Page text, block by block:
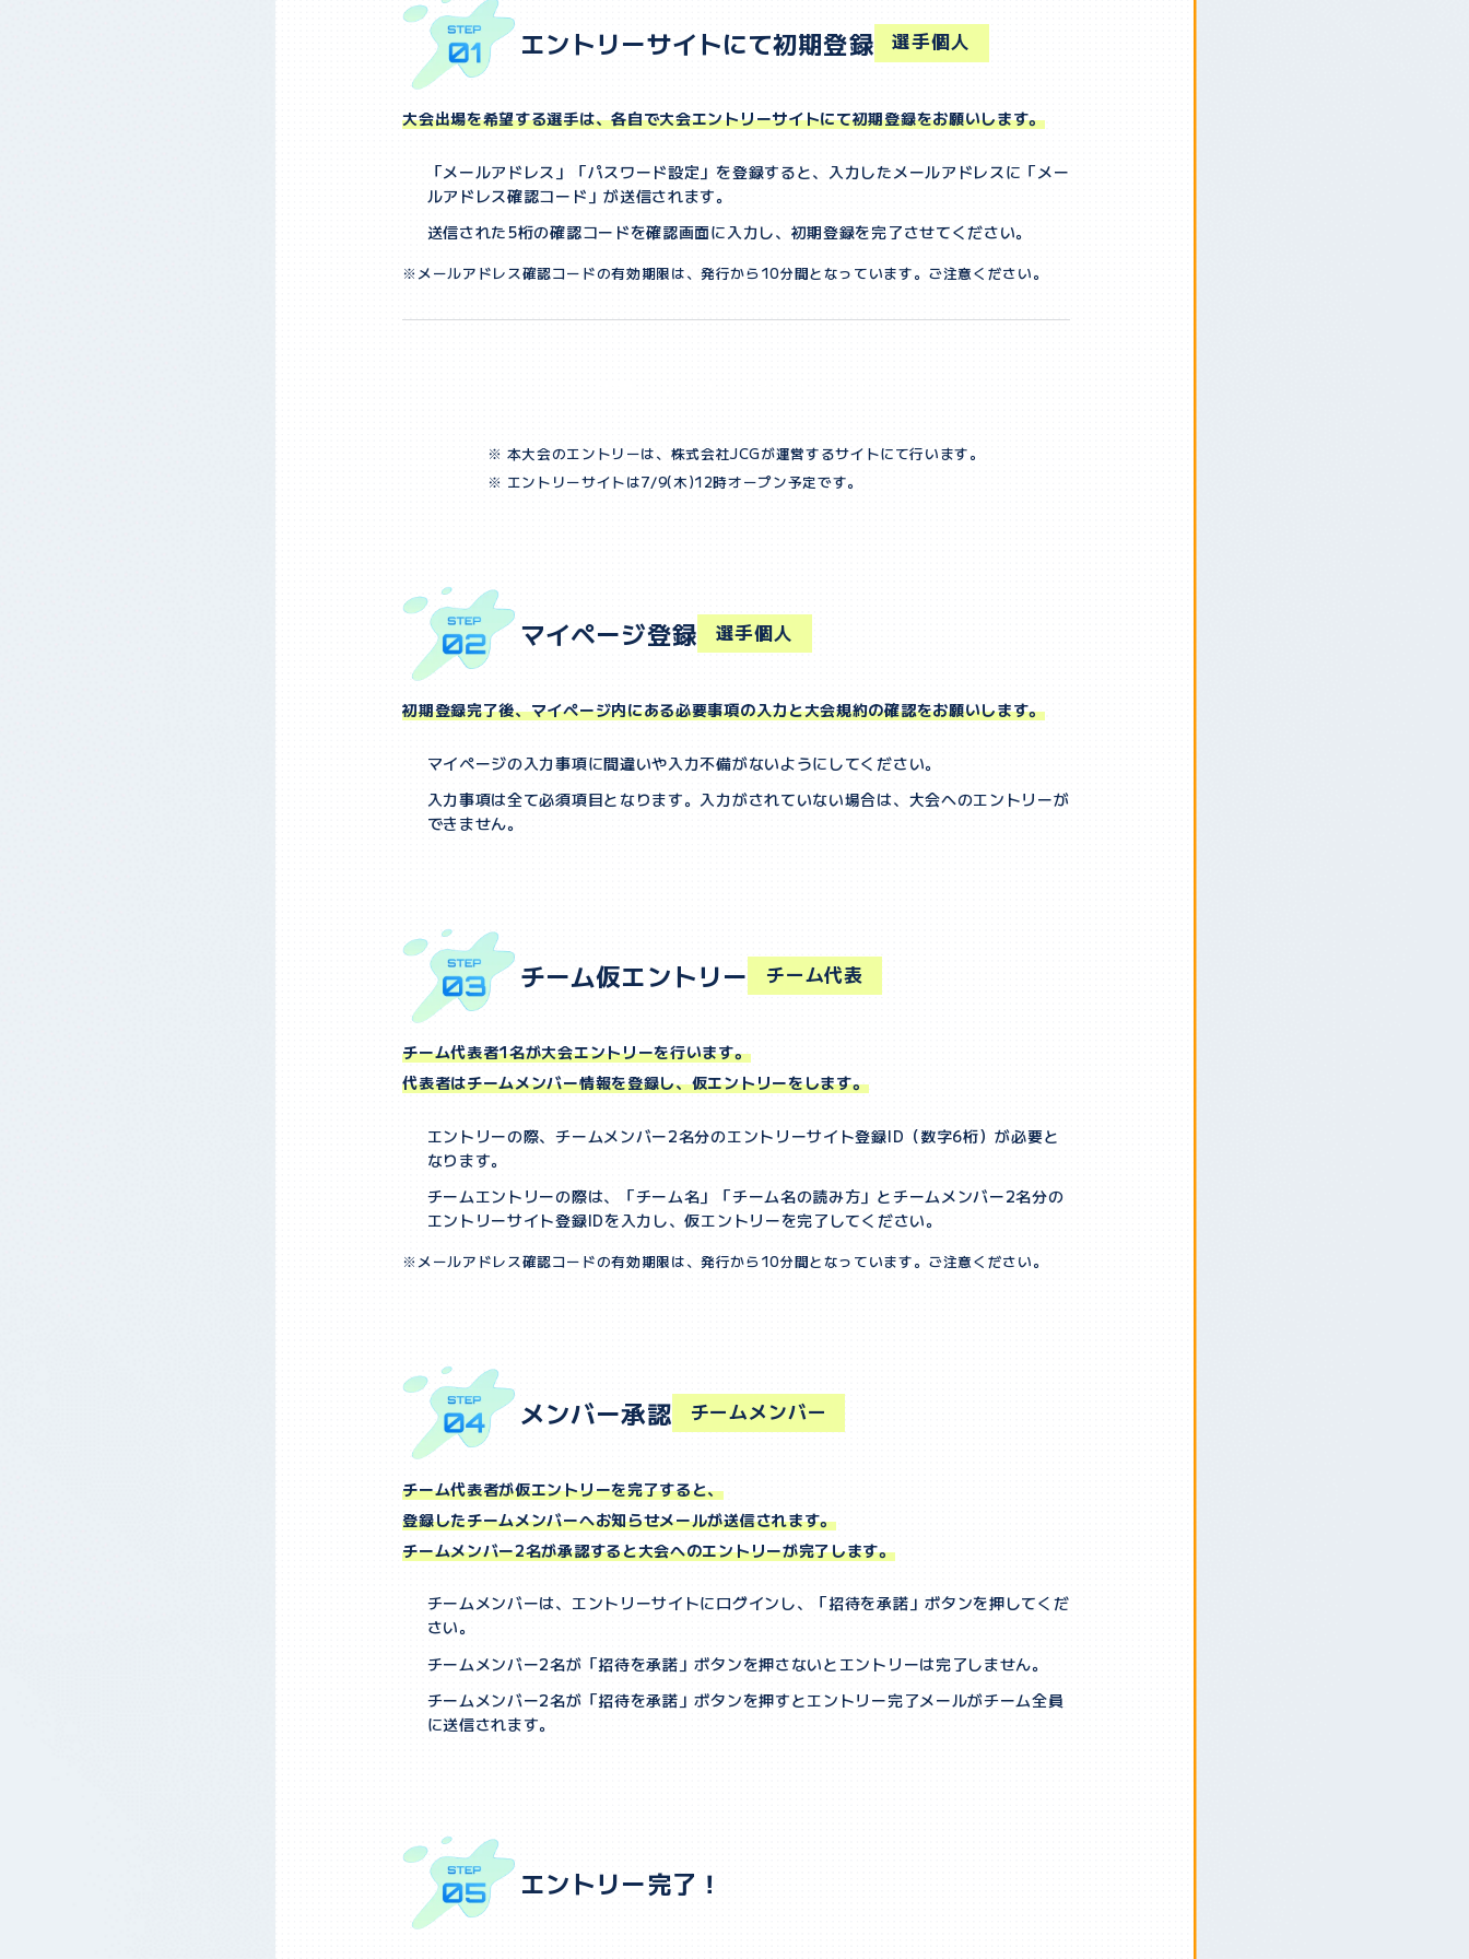
エントリーサイトにて初期登録 選手個人
大会出場を希望する選手は、各自で大会エントリーサイトにて初期登録をお願いします。
「メールアドレス」「パスワード設定」を登録すると、入力したメールアドレスに「メー
ルアドレス確認コード」が送信されます。
送信された5桁の確認コードを確認画面に入力し、初期登録を完了させてください。
メールアドレス確認コードの有効期限は、発行から10分間となっています。ご注意ください。
本大会のエントリーは、株式会社JCGが運営するサイトにて行います。
エントリーサイトは7/9(木)12時オープン予定です。
マイページ登録 選手個人
初期登録完了後、マイページ内にある必要事項の入力と大会規約の確認をお願いします。
マイページの入力事項に間違いや入力不備がないようにしてください。
入力事項は全て必須項目となります。入力がされていない場合は、大会へのエントリーが
できません。
チーム仮エントリー チーム代表
チーム代表者1名が大会エントリーを行います。
代表者はチームメンバー情報を登録し、仮エントリーをします。
エントリーの際、チームメンバー2名分のエントリーサイト登録ID（数字6桁）が必要と
なります。
チームエントリーの際は、「チーム名」「チーム名の読み方」とチームメンバー2名分の
エントリーサイト登録IDを入力し、仮エントリーを完了してください。
メールアドレス確認コードの有効期限は、発行から10分間となっています。ご注意ください。
メンバー承認 チームメンバー
チーム代表者が仮エントリーを完了すると、
登録したチームメンバーへお知らせメールが送信されます。
チームメンバー2名が承認すると大会へのエントリーが完了します。
チームメンバーは、エントリーサイトにログインし、「招待を承諾」ボタンを押してくだ
さい。
チームメンバー2名が「招待を承諾」ボタンを押さないとエントリーは完了しません。
チームメンバー2名が「招待を承諾」ボタンを押すとエントリー完了メールがチーム全員
に送信されます。
エントリー完了！